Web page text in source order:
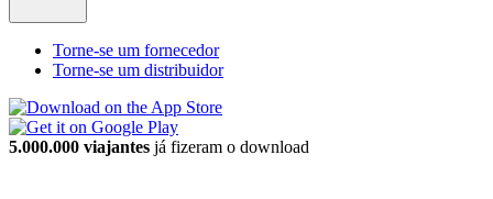
Torne-se um fornecedor
Torne-se um distribuidor
5.000.000 viajantes já fizeram o download